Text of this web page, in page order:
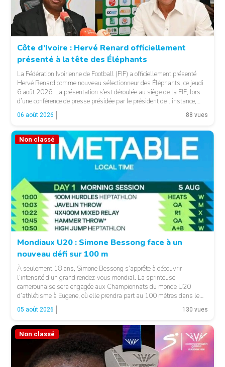
© FIF
Côte d’Ivoire : Hervé Renard officiellement
présenté à la tête des Éléphants
La Fédération Ivoirienne de Football (FIF) a officiellement présenté
Hervé Renard comme nouveau sélectionneur des Éléphants, ce jeudi
6 août 2026. La présentation s’est déroulée au siège de la FIF, lors
d’une conférence de presse présidée par le président de l’instance,
Yacine Idriss Diallo, en présence de plusieurs membres du Comité
exécutif. Cette nomination intervient […]
06 août 2026 88 vues
Non classé
Mondiaux U20 : Simone Bessong face à un
nouveau défi sur 100 m
À seulement 18 ans, Simone Bessong s’apprête à découvrir
l’intensité d’un grand rendez-vous mondial. La sprinteuse
camerounaise sera engagée aux Championnats du monde U20
d’athlétisme à Eugene, où elle prendra part au 100 mètres dans le
heat 7. Pour son entrée en lice, la jeune Camerounaise devra se
mesurer à une concurrence relevée. Une première […]
05 août 2026 130 vues
Non classé